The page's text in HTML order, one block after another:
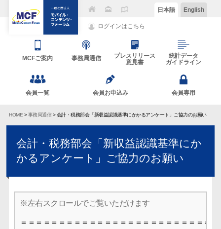
ログインはこちら
日本語 English
MCFご案内 事務局通信
プレスリリース
意見書
統計データ
ガイドライン
会員一覧 会員お申込み 会員専用
HOME >事務局通信> 会計・税務部会「新収益認識基準にかかるアンケート」ご協力のお願い
会計・税務部会「新収益認識基準にか
かるアンケート」ご協力のお願い
＝＝＝＝＝＝＝＝＝＝＝＝＝＝＝＝＝＝＝＝＝＝＝＝＝